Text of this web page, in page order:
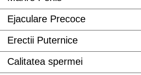
Ejaculare Precoce
Erectii Puternice
Calitatea spermei